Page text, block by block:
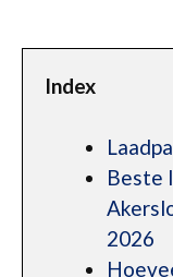
Index
Beste
2026